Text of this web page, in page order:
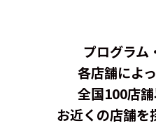
プログラム
各店舗によ
全国100店
お近くの店舗を